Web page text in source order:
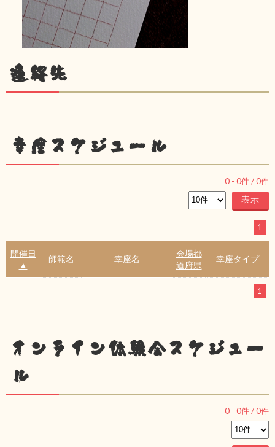
連絡先
幸座スケジュール
0 - 0件 /0件
1
開催日
▲
師範名 幸座名
会場都
道府県
幸座タイプ
1
オンライン体験会スケジュー
ル
0 - 0件 /0件